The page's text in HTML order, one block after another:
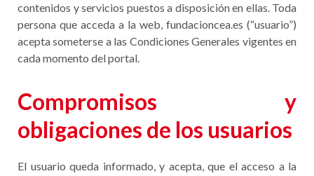
contenidos y servicios puestos a disposición en ellas. Toda
persona que acceda a la web, fundacioncea.es (“usuario”)
acepta someterse a las Condiciones Generales vigentes en
cada momento del portal.
Compromisos y
obligaciones de los usuarios
El usuario queda informado, y acepta, que el acceso a la